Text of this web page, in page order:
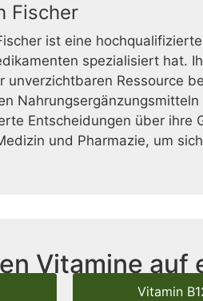
Fischer
ist eine
spezialisiert hat.
unverzichtbaren Ressource
Entscheidungen über ihre
und Pharmazie, um
Vitamine auf
Vitamin